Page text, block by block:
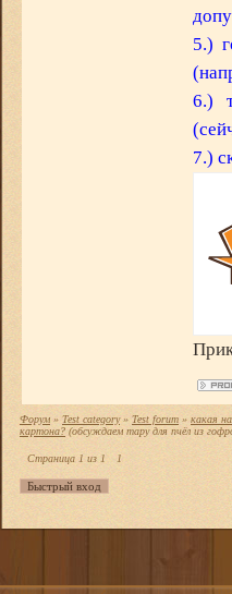
5.)
6.)
7.)
Форум » Test category » Test forum » какая
картона? (обсуждаем тару для пчёл из
Страница 1 из 1 1